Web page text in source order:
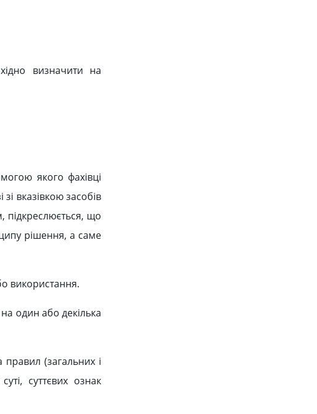
визначити на
якого фахівці
вказівкою засобів
підкреслюється, що
рішення, а саме
використання.
один або декілька
правил (загальних і
суттєвих ознак